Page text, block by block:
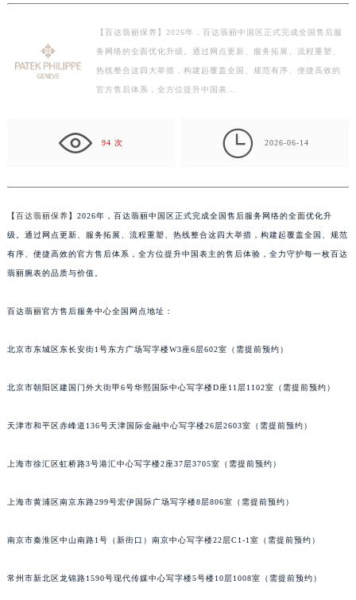
【百达翡丽保养】2026年，百达翡丽中国区正式完成全国售后服
务网络的全面优化升级。通过网点更新、服务拓展、流程重塑、
热线整合这四大举措，构建起覆盖全国、规范有序、便捷高效的
官方售后体系，全方位提升中国表…
94 次  2026-06-14
【百达翡丽保养】2026年，百达翡丽中国区正式完成全国售后服务网络的全面优化升
级。通过网点更新、服务拓展、流程重塑、热线整合这四大举措，构建起覆盖全国、规范
有序、便捷高效的官方售后体系，全方位提升中国表主的售后体验，全力守护每一枚百达
翡丽腕表的品质与价值。
百达翡丽官方售后服务中心全国网点地址：
北京市东城区东长安街1号东方广场写字楼W3座6层602室（需提前预约）
北京市朝阳区建国门外大街甲6号华熙国际中心写字楼D座11层1102室（需提前预约）
天津市和平区赤峰道136号天津国际金融中心写字楼26层2603室（需提前预约）
上海市徐汇区虹桥路3号港汇中心写字楼2座37层3705室（需提前预约）
上海市黄浦区南京东路299号宏伊国际广场写字楼8层806室（需提前预约）
南京市秦淮区中山南路1号（新街口）南京中心写字楼22层C1-1室（需提前预约）
常州市新北区龙锦路1590号现代传媒中心写字楼5号楼10层1008室（需提前预约）